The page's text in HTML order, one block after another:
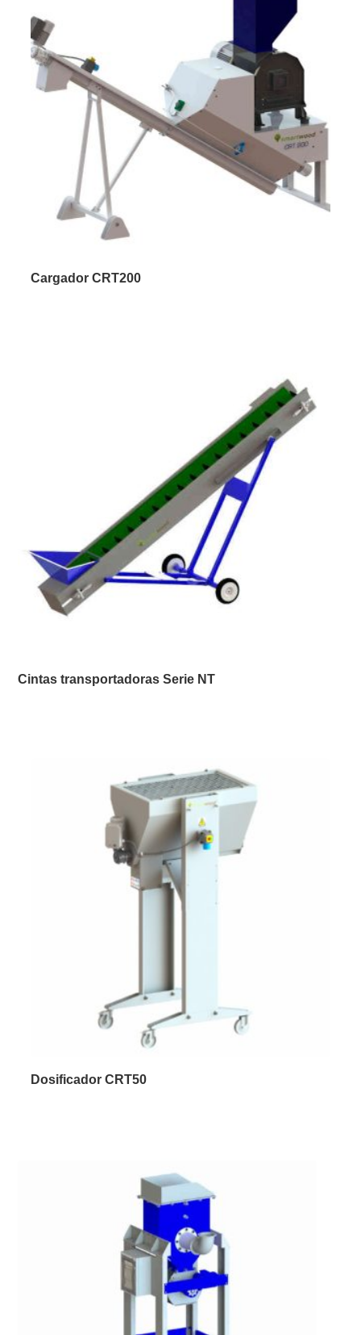
Cargador CRT200
Cintas transportadoras Serie NT
Dosificador CRT50